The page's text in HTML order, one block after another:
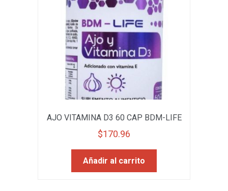
AJO VITAMINA D3 60 CAP BDM-LIFE
$170.96
Añadir al carrito